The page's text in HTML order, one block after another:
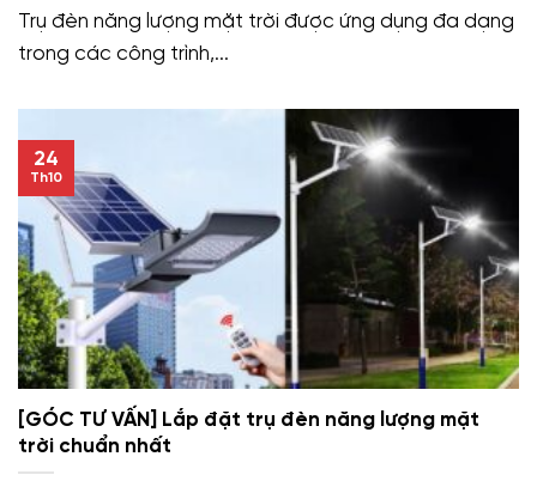
Trụ đèn năng lượng mặt trời được ứng dụng đa dạng
trong các công trình,...
[GÓC TƯ VẤN] Lắp đặt trụ đèn năng lượng mặt
trời chuẩn nhất
24
Th10